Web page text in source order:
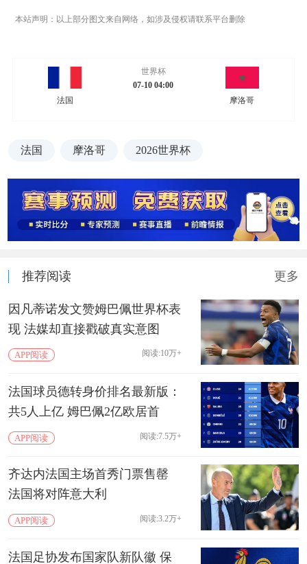
本站声明：以上部分图文来自网络，如涉及侵权请联系平台删除
法国
世界杯
07-10 04:00
摩洛哥
法国 摩洛哥 2026世界杯
推荐阅读 更多
因凡蒂诺发文赞姆巴佩世界杯表
现 法媒却直接戳破真实意图
APP阅读 阅读:10万+
法国球员德转身价排名最新版：
共5人上亿 姆巴佩2亿欧居首
APP阅读 阅读:7.5万+
齐达内法国主场首秀门票售罄
法国将对阵意大利
APP阅读 阅读:3.2万+
法国足协发布国家队新队徽 保